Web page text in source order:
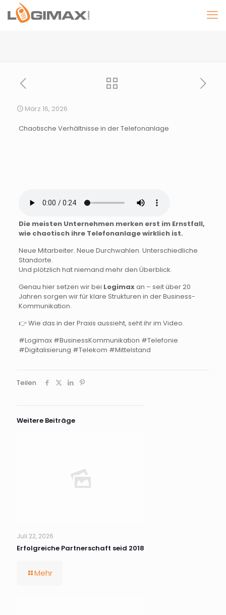
März 16, 2026
Chaotische Verhältnisse in der Telefonanlage
Die meisten Unternehmen merken erst im Ernstfall,
wie chaotisch ihre Telefonanlage wirklich ist.
Neue Mitarbeiter. Neue Durchwahlen. Unterschiedliche
Standorte.
Und plötzlich hat niemand mehr den Überblick.
Genau hier setzen wir bei Logimaxan – seit über 20
Jahren sorgen wir für klare Strukturen in der Business-
Kommunikation.
👉 Wie das in der Praxis aussieht, seht ihr im Video.
#Logimax #BusinessKommunikation #Telefonie
#Digitalisierung #Telekom #Mittelstand
Teilen
Weitere Beiträge
Juli 22, 2026
Erfolgreiche Partnerschaft seid 2018
Mehr